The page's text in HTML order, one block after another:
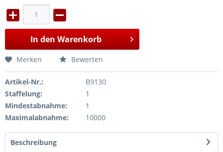
In den Warenkorb
Merken Bewerten
Artikel-Nr.:
B9130
Staffelung:
1
Mindestabnahme:
1
Maximalabnahme:
10000
Beschreibung